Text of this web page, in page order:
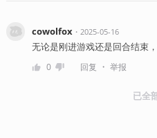
cowolfox ・ 2025-05-16
无论是刚进游戏还是回合结束
0 回复 ・ 举报
已全